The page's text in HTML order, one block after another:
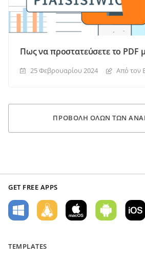
Πως να προστατεύσετε το PDF
25 Φεβρουαρίου 2024 Από τον
ΠΡΟΒΟΛΉ ΌΛΩΝ ΤΩΝ
GET FREE APPS
TEMPLATES